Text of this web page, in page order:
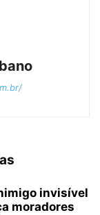
invisível
moradores